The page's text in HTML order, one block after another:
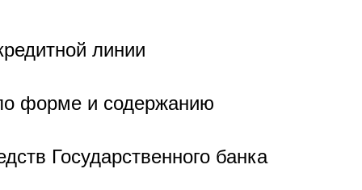
линии
форме и содержанию
Государственного банка